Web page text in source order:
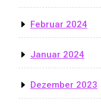
Februar 2024
Januar 2024
Dezember 2023